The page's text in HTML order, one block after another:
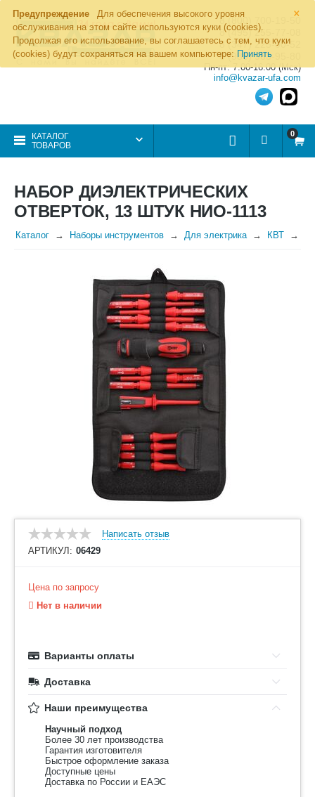
×
Предупреждение
Для обеспечения высокого уровня
обслуживания на этом сайте используются куки (cookies).
Продолжая его использование, вы соглашаетесь с тем, что куки
(cookies) будут сохраняться на вашем компьютере: Принять
8 (800) 700-19-50
8 (495) 255-77-08
8 (347) 225-00-52
8 (986) 963-95-80
Пн-пт: 7.00-16.00 (Мск)
info@kvazar-ufa.com
КАТАЛОГ
ТОВАРОВ
0
НАБОР ДИЭЛЕКТРИЧЕСКИХ
ОТВЕРТОК, 13 ШТУК НИО-1113
Каталог Наборы инструментов Для электрика КВТ
Написать отзыв
АРТИКУЛ: 06429
Цена по запросу
Нет в наличии
Варианты оплаты
Доставка
Наши преимущества
Научный подход
Более 30 лет производства
Гарантия изготовителя
Быстрое оформление заказа
Доступные цены
Доставка по России и ЕАЭС